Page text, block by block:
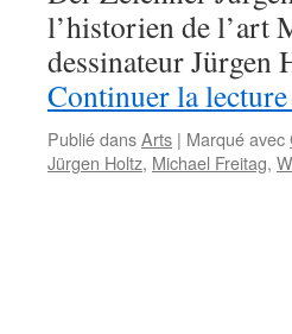
l’historien de l’art
dessinateur
Continuer la lecture
Publié dansArts | Marqué avec
Jürgen Holtz, Michael Freitag,